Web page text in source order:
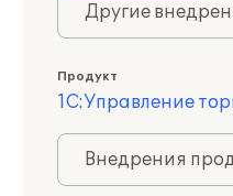
Другие
Продукт
1С:Управление
Внедрения